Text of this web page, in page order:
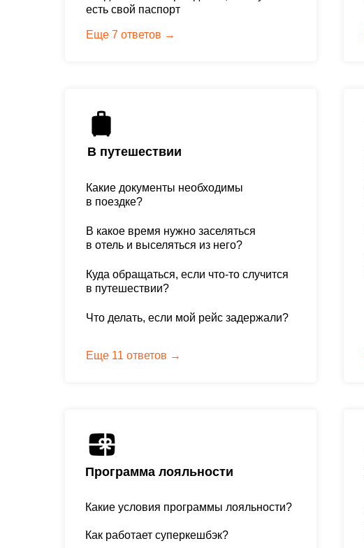
Еще 7 ответов →
есть свой паспорт
В путешествии
Какие документы необходимы
в поездке?
В какое время нужно заселяться
в отель и выселяться из него?
Что делать, если мой рейс задержали?
Куда обращаться, если что-то случится
в путешествии?
Еще 11 ответов →
Какие условия программы лояльности?
Как работает суперкешбэк?
Программа лояльности